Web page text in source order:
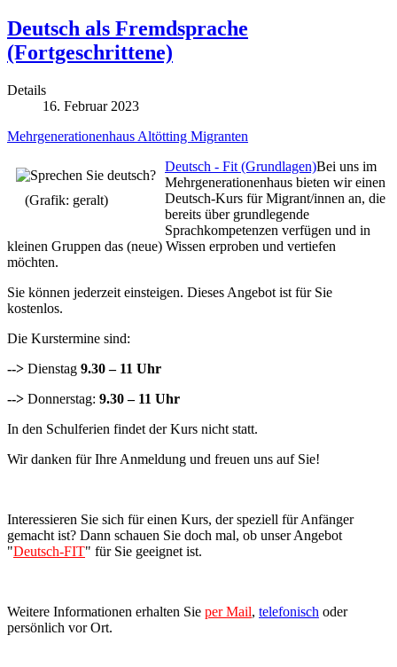
Deutsch als Fremdsprache
(Fortgeschrittene)
Details
16. Februar 2023
Mehrgenerationenhaus Altötting Migranten
Deutsch - Fit (Grundlagen)
(Grafik: geralt)
Bei uns im
Mehrgenerationenhaus bieten wir einen
Deutsch-Kurs für Migrant/innen an, die
bereits über grundlegende
Sprachkompetenzen verfügen und in
kleinen Gruppen das (neue) Wissen erproben und vertiefen
möchten.
Sie können jederzeit einsteigen. Dieses Angebot ist für Sie
kostenlos.
Die Kurstermine sind:
--> Dienstag 9.30 – 11 Uhr
--> Donnerstag: 9.30 – 11 Uhr
In den Schulferien findet der Kurs nicht statt.
Wir danken für Ihre Anmeldung und freuen uns auf Sie!
Interessieren Sie sich für einen Kurs, der speziell für Anfänger
gemacht ist? Dann schauen Sie doch mal, ob unser Angebot
"Deutsch-FIT" für Sie geeignet ist.
Weitere Informationen erhalten Sie per Mail, telefonisch oder
persönlich vor Ort.